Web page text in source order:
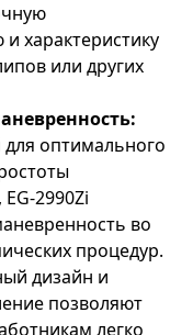
характеристику
или других
оптимального
2990Zi
во
процедур.
дизайн и
позволяют
легко